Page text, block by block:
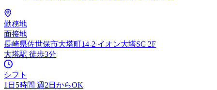
勤務地
面接地
長崎県佐世保市大塔町14-2 イオン大塔SC 2F
大塔駅 徒歩3分
シフト
1日5時間 週2日からOK